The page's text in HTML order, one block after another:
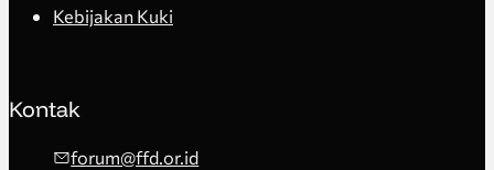
Kebijakan Kuki
Kontak
forum@ffd.or.id